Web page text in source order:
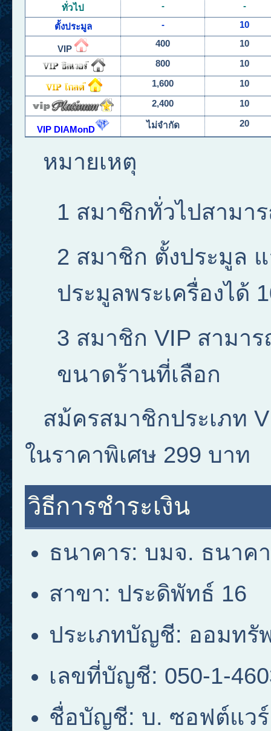
ทั่วไป -
-
ตั้งประมูล
- 10
VIP
400
10
800
10
1,600
10
2,400
10
VIP DIAMonD ไม่จำกัด 20
หมายเหตุ
สมาชิกทั่วไปสามา
สมาชิก ตั้งประมูล
ประมูลพระเครื่องได้
สมาชิก VIP สามาร
ขนาดร้านที่เลือก
สม้ครสมาชิกประเภท
ในราคาพิเศษ 299 บาท
วิธีการชำระเงิน
ธนาคาร: บมจ. ธนาค
สาขา: ประดิพัทธ์ 16
ประเภทบัญชี: ออมทรั
เลขที่บัญชี: 050-1-
ชื่อบัญชี: บ. ซอฟต์แวร์